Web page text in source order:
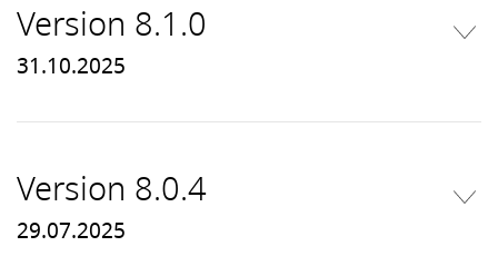
Version 8.1.0
31.10.2025
Version 8.0.4
29.07.2025